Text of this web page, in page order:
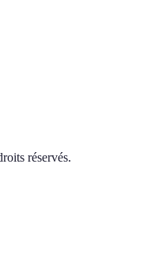
réservés.